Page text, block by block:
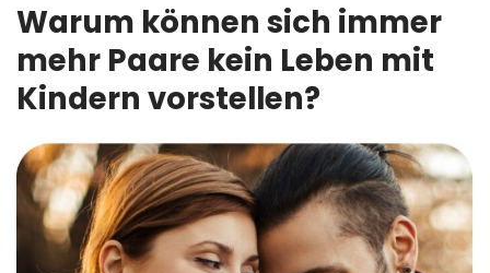
Warum können sich immer
mehr Paare kein Leben mit
Kindern vorstellen?